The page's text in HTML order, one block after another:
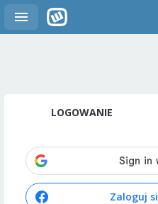
LOGOWANIE
Zaloguj